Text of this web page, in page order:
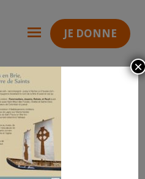
JE DONNE
P.STCOLOMBAN-parcours
PARCOURS
×